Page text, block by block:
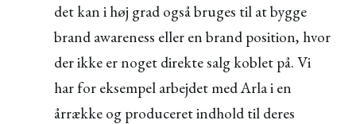
det kan i høj grad også bruges til at bygge
brand awareness eller en brand position, hvor
der ikke er noget direkte salg koblet på. Vi
har for eksempel arbejdet med Arla i en
årrække og produceret indhold til deres